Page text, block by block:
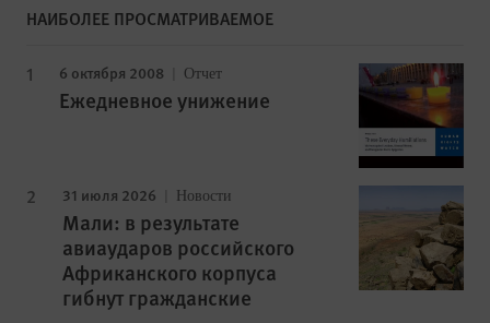
НАИБОЛЕЕ ПРОСМАТРИВАЕМОЕ
6 октября 2008 Отчет
Ежедневное унижение
31 июля 2026 Новости
Мали: в результате
авиаударов российского
Африканского корпуса
гибнут гражданские